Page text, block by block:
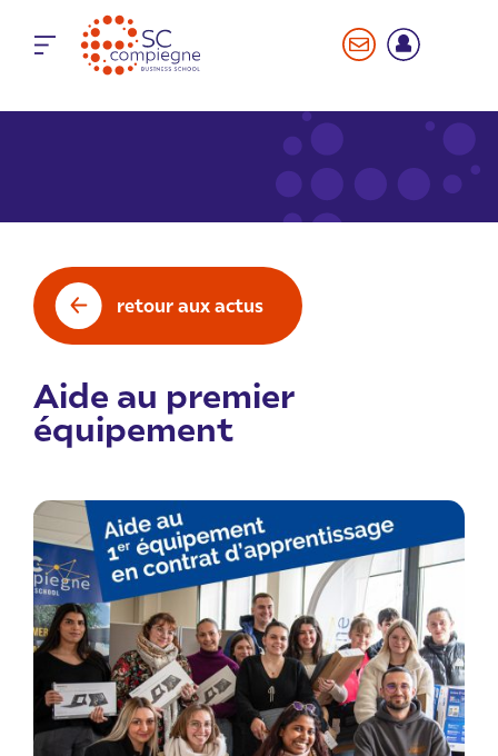
retour aux actus
Aide au premier
équipement